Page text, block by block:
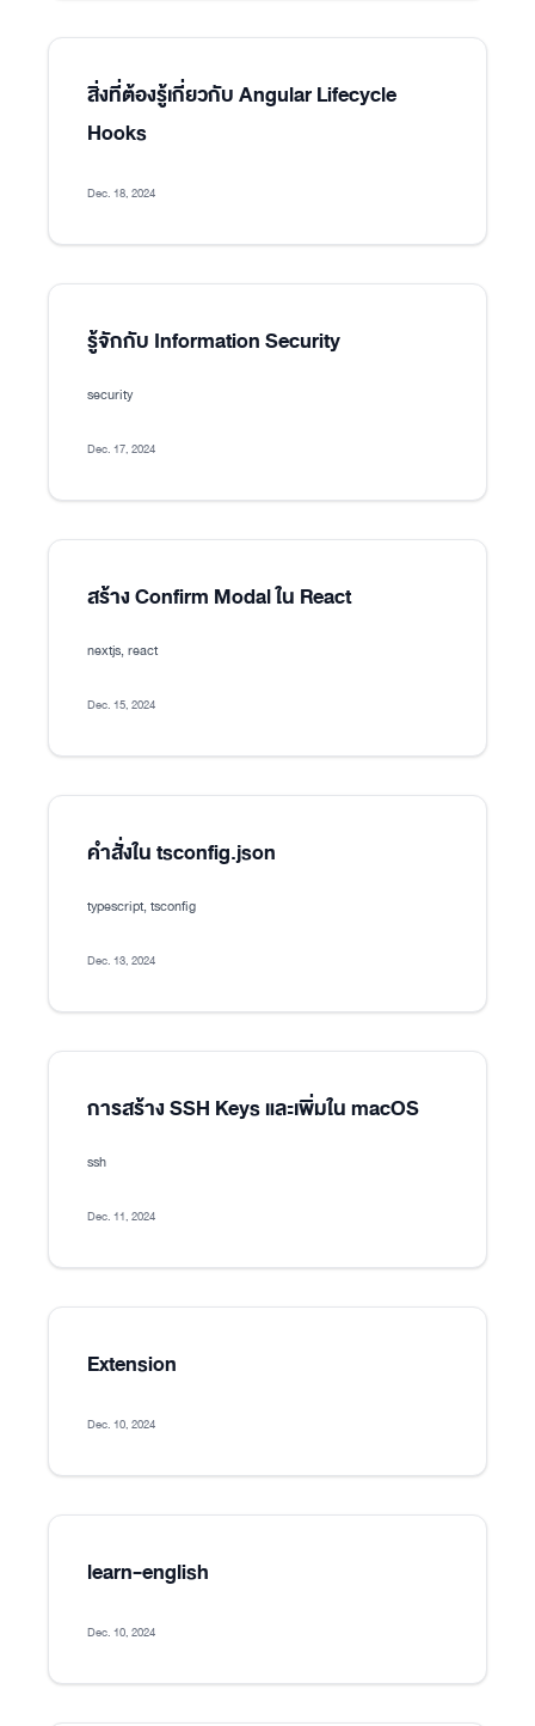
สิ่งที่ต้องรู้เกี่ยวกับ Angular Lifecycle
Hooks
Dec. 18, 2024
รู้จักกับ Information Security
security
Dec. 17, 2024
สร้าง Confirm Modal ใน React
nextjs, react
Dec. 15, 2024
คำสั่งใน tsconfig.json
typescript, tsconfig
Dec. 13, 2024
การสร้าง SSH Keys และเพิ่มใน macOS
ssh
Dec. 11, 2024
Extension
Dec. 10, 2024
learn-english
Dec. 10, 2024